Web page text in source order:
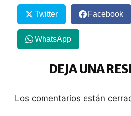
Twitter Facebook
WhatsApp
DEJA UNA
Los comentarios están